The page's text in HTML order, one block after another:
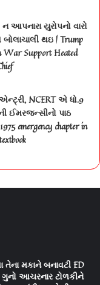
આપનારા યુરોપનો વારો
થઇ | Trump
War Support Heated
એન્ટ્રી, NCERT એ ધો.9
ઈમરજન્સીનો પાઠ
emergency chapter in
તેના મકાને બનાવટી ED
ગુનો આચરનાર ટોળકીને